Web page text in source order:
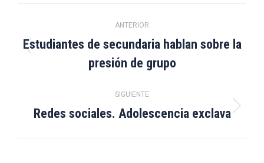
entre
publicaciones
ANTERIOR
Publicación
anterior:
Estudiantes de secundaria hablan sobre la
presión de grupo
SIGUIENTE
Publicación
Redes sociales. Adolescencia exclava